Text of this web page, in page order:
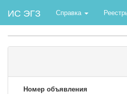
ИС ЭГЗ Справка
Номер объявления